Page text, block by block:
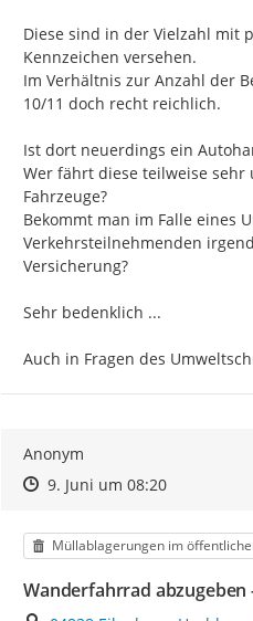
Diese sind in der Vielzahl mit
Kennzeichen versehen.
Im Verhältnis zur Anzahl der
10/11 doch recht reichlich.
Ist dort neuerdings ein
Wer fährt diese teilweise sehr
Fahrzeuge?
Bekommt man im Falle eines
Verkehrsteilnehmenden
Versicherung?
Sehr bedenklich ...
Auch in Fragen des
Anonym
Zeitpunkt des Erstellens
Zeitpunkt des Erstellens
9. Juni um 08:20Zur
Kategorie
Müllablagerungen im
Wanderfahrrad abzugeben